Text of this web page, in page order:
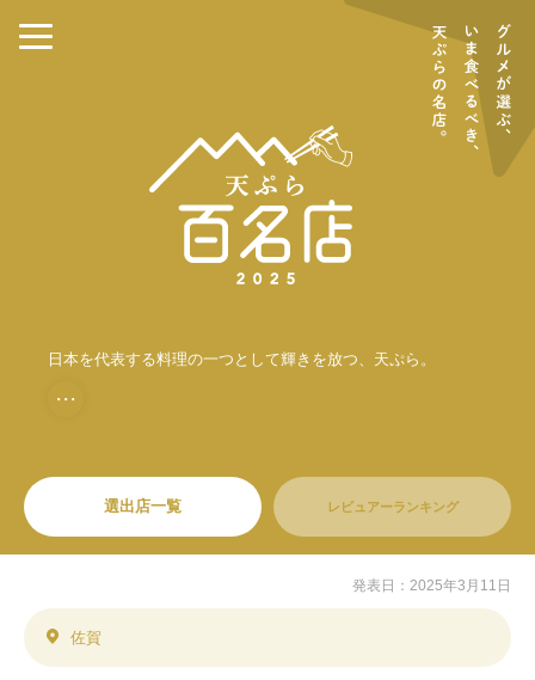
日本を代表する料理の一つとして輝きを放つ、天ぷら。
・・・
選出店一覧 レビュアーランキング
発表日：2025年3月11日
佐賀